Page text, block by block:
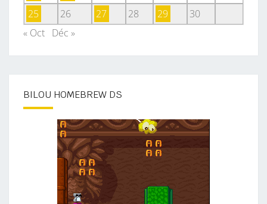
25
26 27 28 29
30
« Oct Déc »
BILOU HOMEBREW DS